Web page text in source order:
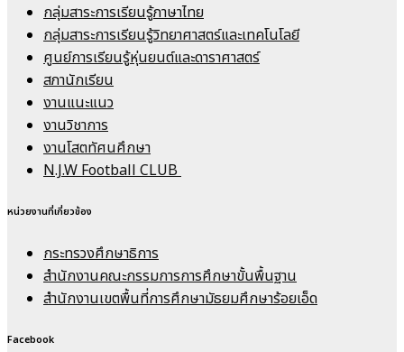
กลุ่มสาระการเรียนรู้ภาษาไทย
กลุ่มสาระการเรียนรู้วิทยาศาสตร์และเทคโนโลยี
ศูนย์การเรียนรู้หุ่นยนต์และดาราศาสตร์
สภานักเรียน
งานแนะแนว
งานวิชาการ
งานโสตทัศนศึกษา
N.J.W Football CLUB
หน่วยงานที่เกี่ยวข้อง
กระทรวงศึกษาธิการ
สำนักงานคณะกรรมการการศึกษาขั้นพื้นฐาน
สำนักงานเขตพื้นที่การศึกษามัธยมศึกษาร้อยเอ็ด
Facebook